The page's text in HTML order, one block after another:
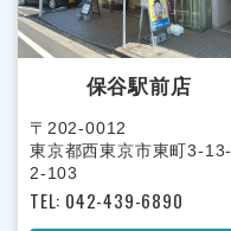
保谷駅前店
〒202-0012
東京都西東京市東町3-13-
2-103
TEL: 042-439-6890